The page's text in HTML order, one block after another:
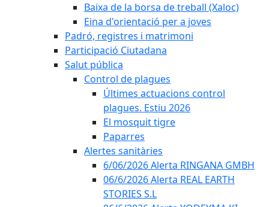
Baixa de la borsa de treball (Xaloc)
Eina d'orientació per a joves
Padró, registres i matrimoni
Participació Ciutadana
Salut pública
Control de plagues
Últimes actuacions control
plagues. Estiu 2026
El mosquit tigre
Paparres
Alertes sanitàries
6/06/2026 Alerta RINGANA GMBH
06/6/2026 Alerta REAL EARTH
STORIES S.L